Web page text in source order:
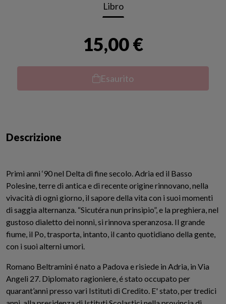
Libro
15,00 €
Esaurito
Descrizione
Primi anni ‘90 nel Delta di fine secolo. Adria ed il Basso
Polesine, terre di antica e di recente origine rinnovano, nella
vivacità di ogni giorno, il sapore della vita con i suoi momenti
di saggia alternanza. “Sicutéra nun prinsìpio”, e la preghiera, nel
gustoso dialetto dei nonni, si rinnova speranzosa. Il grande
fiume, il Po, trasporta, intanto, il canto quotidiano della gente,
con i suoi alterni umori.
Romano Beltramini é nato a Padova e risiede in Adria, in Via
Angeli 27. Diplomato ragioniere, é stato occupato per
quarant’anni presso vari Istituti di Credito. E' stato, per tredici